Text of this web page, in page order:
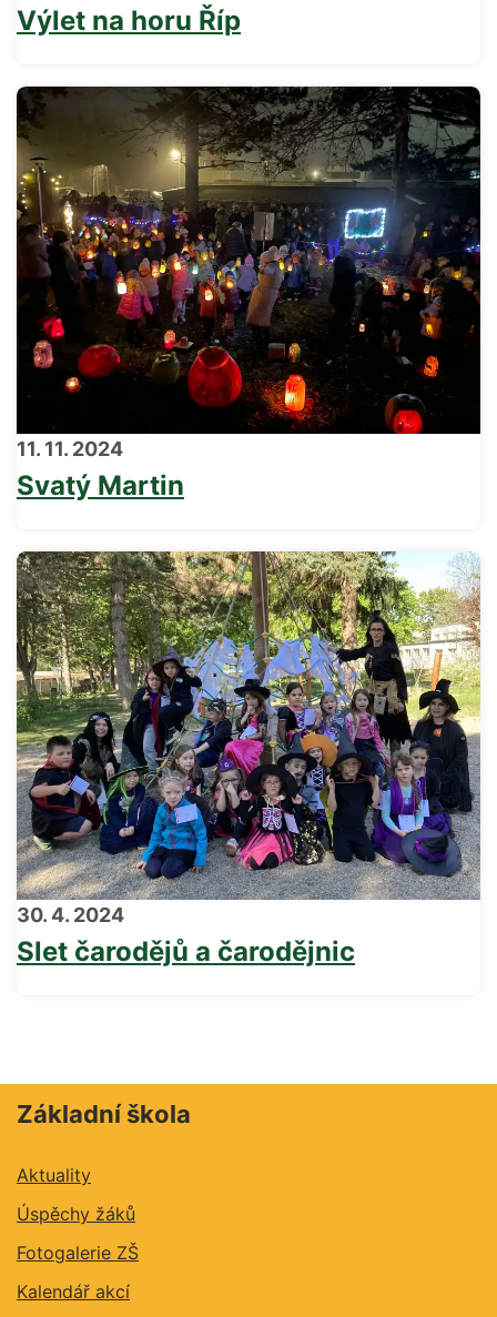
Výlet na horu Říp
11. 11. 2024
Svatý Martin
30. 4. 2024
Slet čarodějů a čarodějnic
Základní škola
Aktuality
Úspěchy žáků
Fotogalerie ZŠ
Kalendář akcí